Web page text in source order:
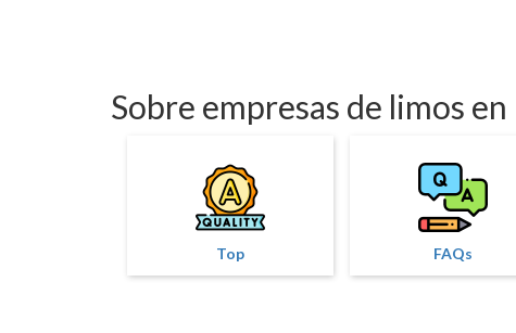
Sobre empresas de limos
Top FAQs